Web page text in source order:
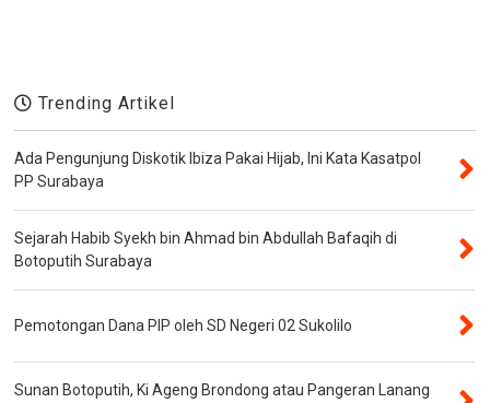
Trending Artikel
Ada Pengunjung Diskotik Ibiza Pakai Hijab, Ini Kata Kasatpol
PP Surabaya
Sejarah Habib Syekh bin Ahmad bin Abdullah Bafaqih di
Botoputih Surabaya
Pemotongan Dana PIP oleh SD Negeri 02 Sukolilo
Sunan Botoputih, Ki Ageng Brondong atau Pangeran Lanang